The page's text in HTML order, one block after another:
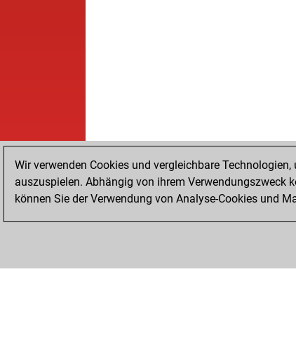
STARTSEITE
Wir verwenden Cookies und vergleichbare
auszuspielen. Abhängig von ihrem Verwendungszweck
können Sie der Verwendung von Analyse-Cookies und